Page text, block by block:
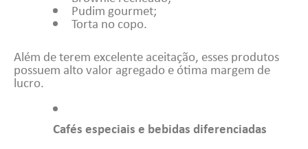
Pudim gourmet;
Torta no copo.
Além de terem excelente aceitação, esses produtos
possuem alto valor agregado e ótima margem de
lucro.
Cafés especiais e bebidas diferenciadas